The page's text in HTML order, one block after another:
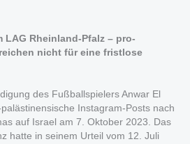
LAG Rheinland-Pfalz – pro-
nicht für eine fristlose
des Fußballspielers Anwar El
Instagram-Posts nach
auf Israel am 7. Oktober 2023. Das
hatte in seinem Urteil vom 12. Juli